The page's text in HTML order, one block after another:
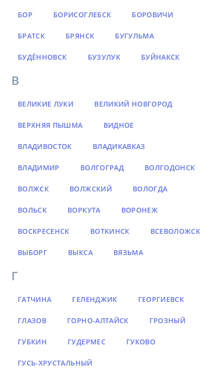
БОР БОРИСОГЛЕБСК БОРОВИЧИ
БРАТСК БРЯНСК БУГУЛЬМА
БУДЁННОВСК БУЗУЛУК БУЙНАКСК
В
ВЕЛИКИЕ ЛУКИ ВЕЛИКИЙ НОВГОРОД
ВЕРХНЯЯ ПЫШМА ВИДНОЕ
ВЛАДИВОСТОК ВЛАДИКАВКАЗ
ВЛАДИМИР ВОЛГОГРАД ВОЛГОДОНСК
ВОЛЖСК ВОЛЖСКИЙ ВОЛОГДА
ВОЛЬСК ВОРКУТА ВОРОНЕЖ
ВОСКРЕСЕНСК ВОТКИНСК ВСЕВОЛОЖСК
ВЫБОРГ ВЫКСА ВЯЗЬМА
Г
ГАТЧИНА ГЕЛЕНДЖИК ГЕОРГИЕВСК
ГЛАЗОВ ГОРНО-АЛТАЙСК ГРОЗНЫЙ
ГУБКИН ГУДЕРМЕС ГУКОВО
ГУСЬ-ХРУСТАЛЬНЫЙ